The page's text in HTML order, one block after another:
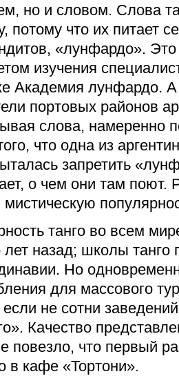
но и словом. Слова
потому что их питает
«лунфардо».
изучения
Академия лунфардо. А
портовых районов
слова, намеренно
что одна из
запретить
о чем они там поют.
танго во всем
назад; школы танго
Но
для массового
не сотни
Качество
повезло, что первый
в кафе «Тортони».